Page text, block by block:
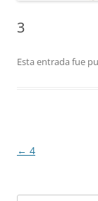
3
Esta entrada fue
Navegación
← 4